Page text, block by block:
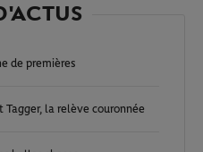
de premières
Tagger, la relève couronnée